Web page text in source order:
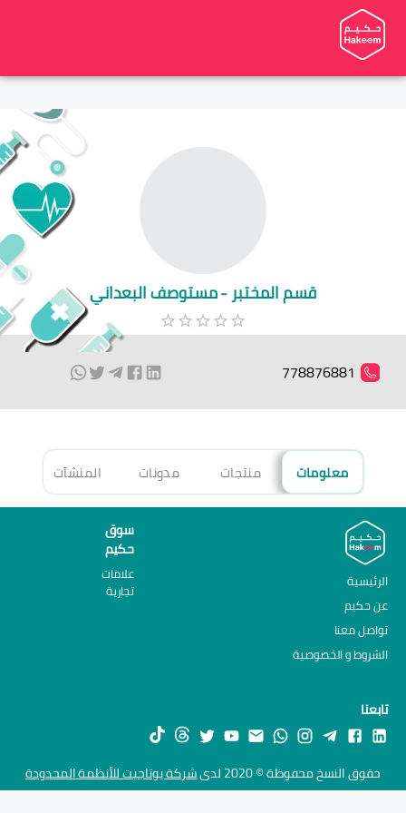
قسم المختبر - مستوصف البعداني
778876881
معلومات منتجات مدونات المنشآت
الرئيسية
عن حكيم
تواصل معنا
الشروط و الخصوصية
سوق
حكيم
علامات
تجارية
تابعنا
حقوق النسخ محفوظة © 2020 لدى شركة يوتاجيت للأنظمة المحدودة